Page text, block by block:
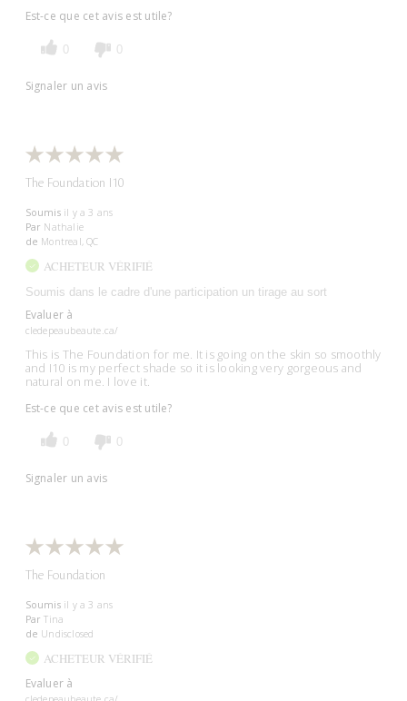
Est-ce que cet avis est utile?
0 0
Signaler un avis
The Foundation I10
Soumis il y a 3 ans
Par Nathalie
de Montreal, QC
ACHETEUR VÉRIFIÉ
Soumis dans le cadre d'une participation un tirage au sort
Evaluer à
cledepeaubeaute.ca/
This is The Foundation for me. It is going on the skin so smoothly
and I10 is my perfect shade so it is looking very gorgeous and
natural on me. I love it.
Est-ce que cet avis est utile?
0 0
Signaler un avis
The Foundation
Soumis il y a 3 ans
Par Tina
de Undisclosed
ACHETEUR VÉRIFIÉ
Evaluer à